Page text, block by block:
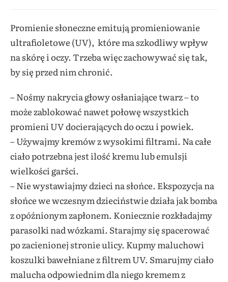
Promienie słoneczne emitują promieniowanie
ultrafioletowe (UV), które ma szkodliwy wpływ
na skórę i oczy. Trzeba więc zachowywać się tak,
by się przed nim chronić.
– Nośmy nakrycia głowy osłaniające twarz – to
może zablokować nawet połowę wszystkich
promieni UV docierających do oczu i powiek.
– Używajmy kremów z wysokimi filtrami. Na całe
ciało potrzebna jest ilość kremu lub emulsji
wielkości garści.
– Nie wystawiajmy dzieci na słońce. Ekspozycja na
słońce we wczesnym dzieciństwie działa jak bomba
z opóźnionym zapłonem. Koniecznie rozkładajmy
parasolki nad wózkami. Starajmy się spacerować
po zacienionej stronie ulicy. Kupmy maluchowi
koszulki bawełniane z filtrem UV. Smarujmy ciało
malucha odpowiednim dla niego kremem z